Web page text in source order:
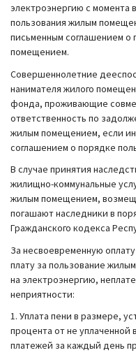
электроэнергию с момента
пользования жилым
письменным соглашением о
помещением.
Совершеннолетние
нанимателя жилого
фонда, проживающие
ответственность по
жилым помещением, если
соглашением о порядке
В случае принятия
жилищно-коммунальные
жилым помещением,
погашают наследники в
Гражданского кодекса
За несвоевременную
плату за пользование
на электроэнергию,
неприятности:
1. Уплата пени в размере,
процента от не уплаченной
платежей за каждый день